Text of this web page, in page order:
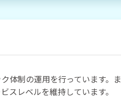
体制の運用を行っています。ま
スレベルを維持しています。